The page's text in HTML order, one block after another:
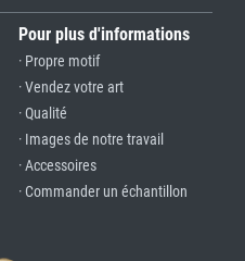
Pour plus d'informations
· Propre motif
· Vendez votre art
· Qualité
· Images de notre travail
· Accessoires
· Commander un échantillon